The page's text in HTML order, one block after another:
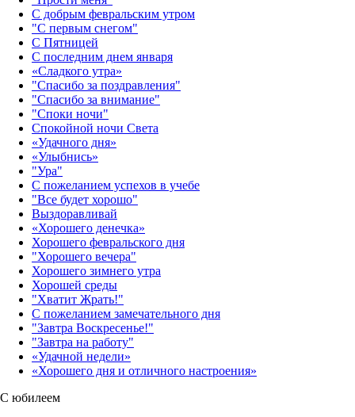
С добрым февральским утром
"С первым снегом"
С Пятницей
С последним днем января
«Сладкого утра»‎
"Спасибо за поздравления"
"Спасибо за внимание"
"Споки ночи"
Спокойной ночи Света
«Удачного дня»‎
«Улыбнись»‎
"Ура"
С пожеланием успехов в учебе
"Все будет хорошо"
Выздоравливай
«‎Хорошего денечка»‎
Хорошего февральского дня
"Хорошего вечера"
Хорошего зимнего утра
Хорошей среды
"Хватит Жрать!"
С пожеланием замечательного дня
"Завтра Воскресенье!"
"Завтра на работу"
«Удачной недели»‎
«Хорошего дня и отличного настроения»‎
С юбилеем